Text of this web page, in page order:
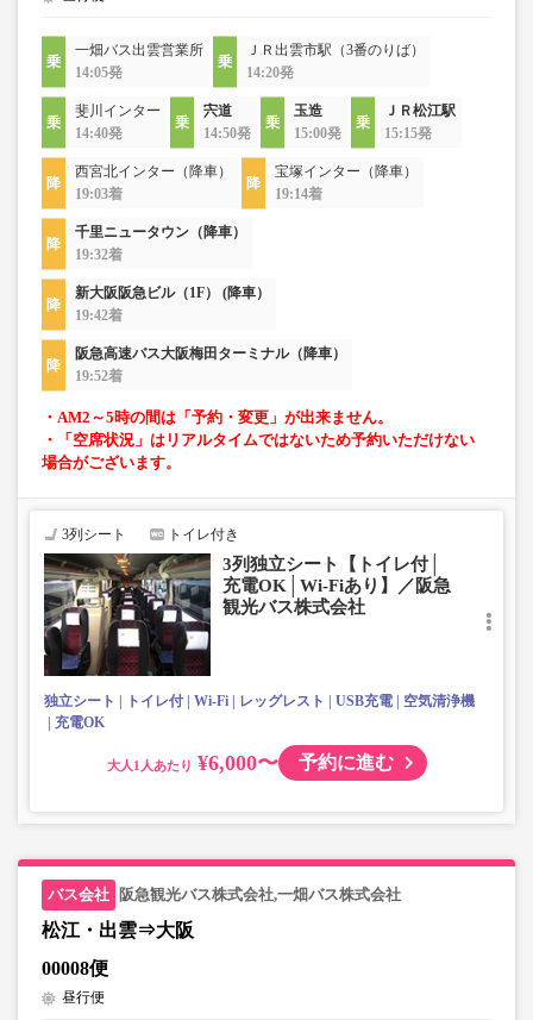
一畑バス出雲営業所
14:05発
ＪＲ出雲市駅（3番のりば）
14:20発
斐川インター
14:40発
宍道
14:50発
玉造
15:00発
ＪＲ松江駅
15:15発
西宮北インター（降車）
19:03着
宝塚インター（降車）
19:14着
千里ニュータウン（降車）
19:32着
新大阪阪急ビル（1F） (降車）
19:42着
阪急高速バス大阪梅田ターミナル（降車）
19:52着
・AM2～5時の間は「予約・変更」が出来ません。
・「空席状況」はリアルタイムではないため予約いただけない
場合がございます。
3列シート トイレ付き
3列独立シート【トイレ付│
充電OK│Wi-Fiあり】／阪急
観光バス株式会社
独立シート トイレ付 Wi-Fi レッグレスト USB充電
空気清浄機
充電OK
大人 ¥6,000〜 予約に進む
阪急観光バス株式会社,一畑バス株式会社
松江・出雲⇒大阪
00008便
昼行便